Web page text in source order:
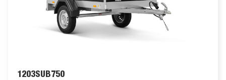
1203SUB750